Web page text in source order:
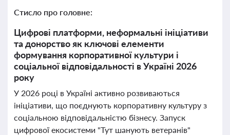
Стисло про головне:
Цифрові платформи, неформальні ініціативи
та донорство як ключові елементи
формування корпоративної культури і
соціальної відповідальності в Україні 2026
року
У 2026 році в Україні активно розвиваються
ініціативи, що поєднують корпоративну культуру з
соціальною відповідальністю бізнесу. Запуск
цифрової екосистеми "Тут шанують ветеранів"